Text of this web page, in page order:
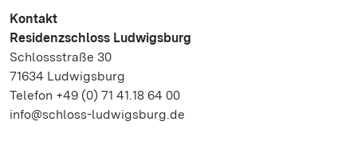
Kontakt
Residenzschloss Ludwigsburg
Schlossstraße 30
71634 Ludwigsburg
Telefon +49 (0) 71 41.18 64 00
info@schloss-ludwigsburg.de